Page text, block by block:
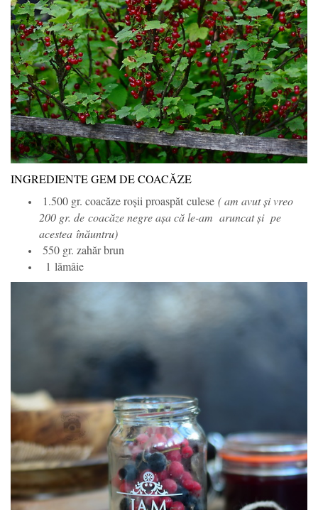
INGREDIENTE GEM DE COACĂZE
1.500 gr. coacăze roșii proaspăt culese ( am avut și vreo
200 gr. de coacăze negre așa că le-am aruncat și pe
acestea înăuntru)
550 gr. zahăr brun
1 lămâie